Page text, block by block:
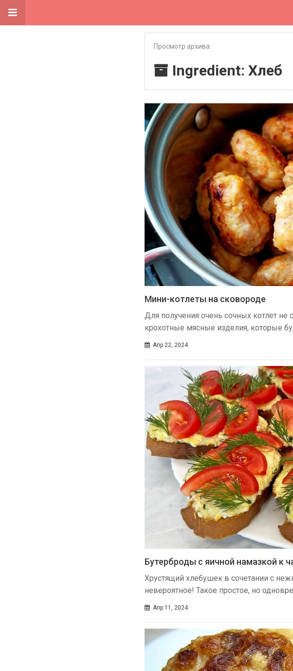
Просмотр архива
Ingredient: Хлеб
Мини-котлеты на сковороде
Для получения очень сочных котлет не
крохотные мясные изделия, которые
Апр 22, 2024
Бутерброды с яичной намазкой к
Хрустящий хлебушек в сочетании с
невероятное! Такое простое, но
Апр 11, 2024